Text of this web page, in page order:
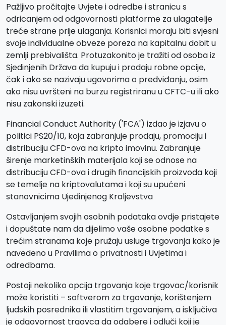
Pažljivo pročitajte Uvjete i odredbe i stranicu s
odricanjem od odgovornosti platforme za ulagatelje
treće strane prije ulaganja. Korisnici moraju biti svjesni
svoje individualne obveze poreza na kapitalnu dobit u
zemlji prebivališta. Protuzakonito je tražiti od osoba iz
Sjedinjenih Država da kupuju i prodaju robne opcije,
čak i ako se nazivaju ugovorima o predviđanju, osim
ako nisu uvršteni na burzu registriranu u CFTC-u ili ako
nisu zakonski izuzeti.
Financial Conduct Authority ('FCA') izdao je izjavu o
politici PS20/10, koja zabranjuje prodaju, promociju i
distribuciju CFD-ova na kripto imovinu. Zabranjuje
širenje marketinških materijala koji se odnose na
distribuciju CFD-ova i drugih financijskih proizvoda koji
se temelje na kriptovalutama i koji su upućeni
stanovnicima Ujedinjenog Kraljevstva
Ostavljanjem svojih osobnih podataka ovdje pristajete
i dopuštate nam da dijelimo vaše osobne podatke s
trećim stranama koje pružaju usluge trgovanja kako je
navedeno u Pravilima o privatnosti i Uvjetima i
odredbama.
Postoji nekoliko opcija trgovanja koje trgovac/korisnik
može koristiti – softverom za trgovanje, korištenjem
ljudskih posrednika ili vlastitim trgovanjem, a isključiva
je odgovornost trgovca da odabere i odluči koji je